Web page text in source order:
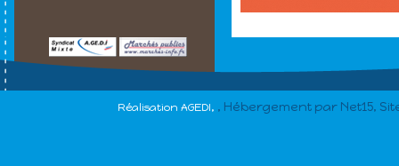
Réalisation AGEDI, , Hébergement par Net15,